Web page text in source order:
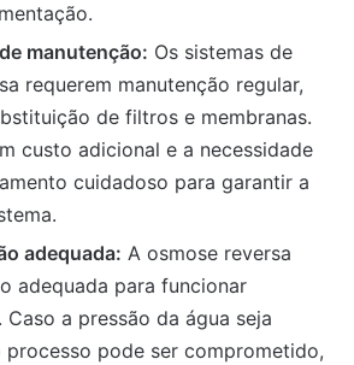
manutenção: Os sistemas de
requerem manutenção regular,
de filtros e membranas.
custo adicional e a necessidade
cuidadoso para garantir a
adequada: A osmose reversa
adequada para funcionar
a pressão da água seja
processo pode ser comprometido,